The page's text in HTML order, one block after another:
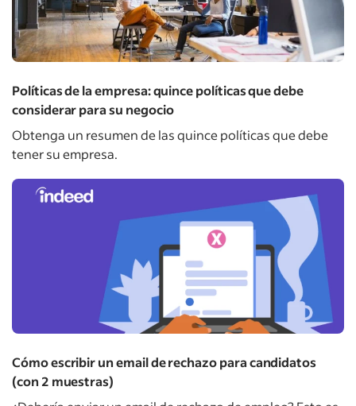
Políticas de la empresa: quince políticas que debe
considerar para su negocio
Obtenga un resumen de las quince políticas que debe
tener su empresa.
Cómo escribir un email de rechazo para candidatos
(con 2 muestras)